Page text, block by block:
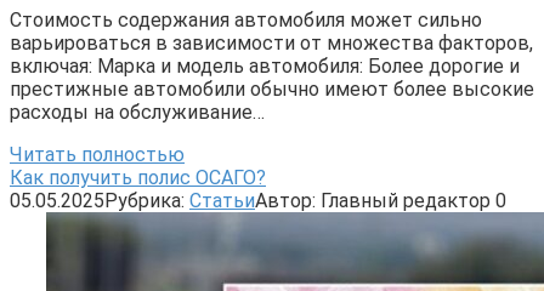
Стоимость содержания автомобиля может сильно
варьироваться в зависимости от множества факторов,
включая: Марка и модель автомобиля: Более дорогие и
престижные автомобили обычно имеют более высокие
расходы на обслуживание…
Читать полностью
Как получить полис ОСАГО?
05.05.2025Рубрика: СтатьиАвтор: Главный редактор 0